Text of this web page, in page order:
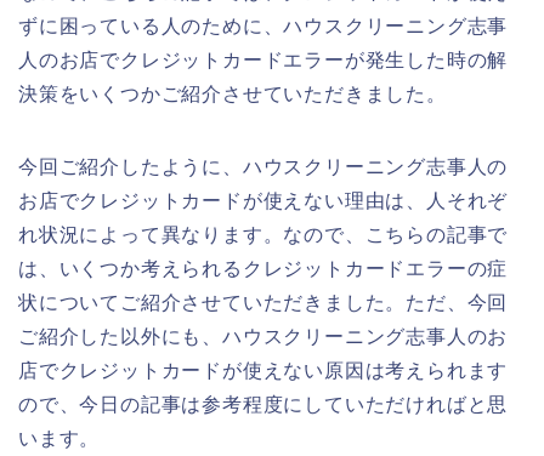
ずに困っている人のために、ハウスクリーニング志事
人のお店でクレジットカードエラーが発生した時の解
決策をいくつかご紹介させていただきました。
今回ご紹介したように、ハウスクリーニング志事人の
お店でクレジットカードが使えない理由は、人それぞ
れ状況によって異なります。なので、こちらの記事で
は、いくつか考えられるクレジットカードエラーの症
状についてご紹介させていただきました。ただ、今回
ご紹介した以外にも、ハウスクリーニング志事人のお
店でクレジットカードが使えない原因は考えられます
ので、今日の記事は参考程度にしていただければと思
います。